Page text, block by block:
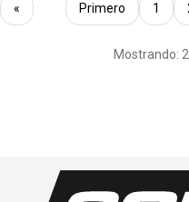
Primero
« 1
Mostrando: